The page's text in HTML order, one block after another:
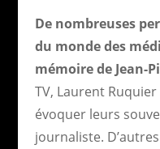
De nombreuses
du monde des
mémoire de Jean-
TV, Laurent
évoquer leurs
journaliste.